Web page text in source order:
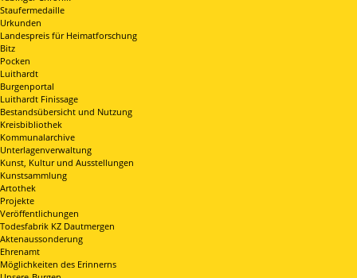
Staufermedaille
Urkunden
Landespreis für Heimatforschung
Bitz
Pocken
Luithardt
Burgenportal
Luithardt Finissage
Bestandsübersicht und Nutzung
Kreisbibliothek
Kommunalarchive
Unterlagenverwaltung
Kunst, Kultur und Ausstellungen
Kunstsammlung
Artothek
Projekte
Veröffentlichungen
Todesfabrik KZ Dautmergen
Aktenaussonderung
Ehrenamt
Möglichkeiten des Erinnerns